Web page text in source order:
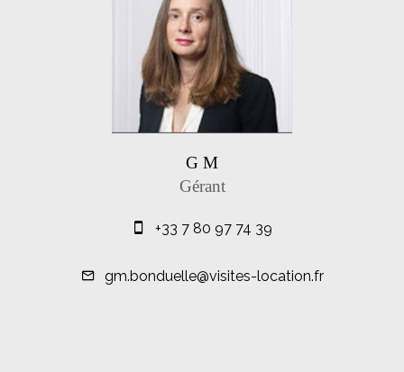
G M
Gérant
+33 7 80 97 74 39
gm.bonduelle@visites-location.fr